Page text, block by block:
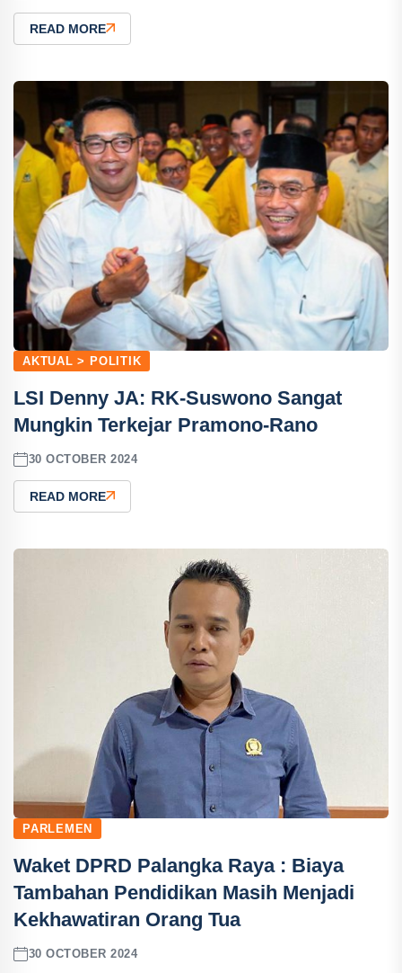
READ MORE
AKTUAL > POLITIK
LSI Denny JA: RK-Suswono Sangat
Mungkin Terkejar Pramono-Rano
30 OCTOBER 2024
READ MORE
PARLEMEN
Waket DPRD Palangka Raya : Biaya
Tambahan Pendidikan Masih Menjadi
Kekhawatiran Orang Tua
30 OCTOBER 2024